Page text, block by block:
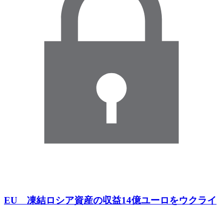
EU 凍結ロシア資産の収益14億ユーロをウクライ